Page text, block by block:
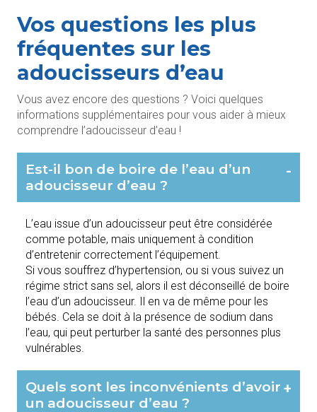
Vos questions les plus
fréquentes sur les
adoucisseurs d’eau
Vous avez encore des questions ? Voici quelques
informations supplémentaires pour vous aider à mieux
comprendre l’adoucisseur d’eau !
Est-il bon de boire de l’eau d’un
adoucisseur d’eau ?
-
L’eau issue d’un adoucisseur peut être considérée
comme potable, mais uniquement à condition
d’entretenir correctement l’équipement.
Si vous souffrez d’hypertension, ou si vous suivez un
régime strict sans sel, alors il est déconseillé de boire
l’eau d’un adoucisseur. Il en va de même pour les
bébés. Cela se doit à la présence de sodium dans
l’eau, qui peut perturber la santé des personnes plus
vulnérables.
Quels sont les inconvénients d’avoir
un adoucisseur d’eau ?
+